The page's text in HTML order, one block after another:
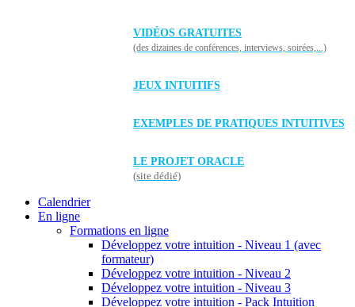
VIDÉOS GRATUITES
(des dizaines de conférences, interviews, soirées,...)
JEUX INTUITIFS
EXEMPLES DE PRATIQUES INTUITIVES
LE PROJET ORACLE
(site dédié)
Calendrier
En ligne
Formations en ligne
Développez votre intuition - Niveau 1 (avec
formateur)
Développez votre intuition - Niveau 2
Développez votre intuition - Niveau 3
Développez votre intuition - Pack Intuition